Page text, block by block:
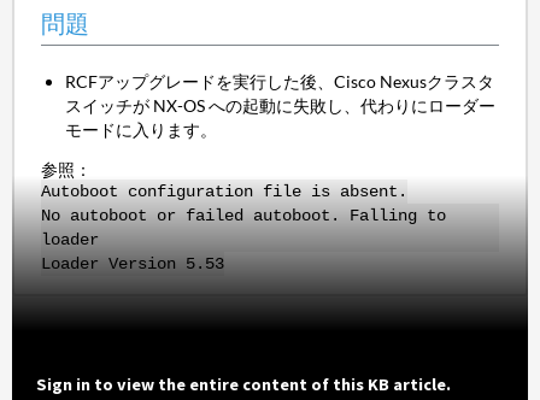
問題
RCFアップグレードを実行した後、Cisco Nexusクラスタ
スイッチが NX-OS への起動に失敗し、代わりにローダー
モードに入ります。
参照：
Autoboot configuration file is absent.
No autoboot or failed autoboot. Falling to
loader
Loader Version 5.53
Sign in to view the entire content of this KB article.